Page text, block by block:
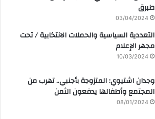
طبرق
03/04/2024
التعددية السياسية والحملات الانتخابية / تحت
مجهر الإعلام
10/03/2024
وجدان اشتيوي: المتزوجة بأجنبي.. تهرب من
المجتمع وأطفالها يدفعون الثمن
08/01/2024